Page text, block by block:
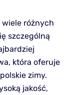
wiele różnych
szczególną
która oferuje
zimy.
jakość,